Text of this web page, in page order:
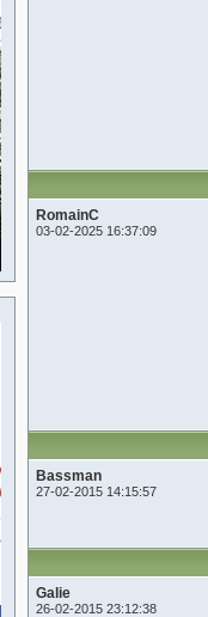
RomainC
03-02-2025 16:37:09
Bassman
27-02-2015 14:15:57
Galie
26-02-2015 23:12:38